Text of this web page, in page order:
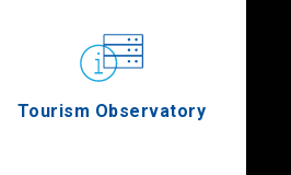
Tourism Observatory